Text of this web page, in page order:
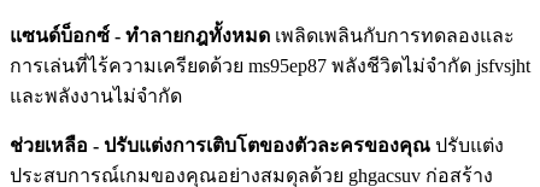
แซนด์บ็อกซ์ - ทำลายกฎทั้งหมด เพลิดเพลินกับการทดลองและ
การเล่นที่ไร้ความเครียดด้วย ms95ep87 พลังชีวิตไม่จำกัด jsfvsjht
และพลังงานไม่จำกัด
ช่วยเหลือ - ปรับแต่งการเติบโตของตัวละครของคุณ ปรับแต่ง
ประสบการณ์เกมของคุณอย่างสมดุลด้วย ghgacsuv ก่อสร้าง